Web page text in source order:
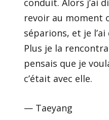
conduit. Alors j’ai
revoir au moment
séparions, et je
Plus je la
pensais que je
c’était avec elle.
— Taeyang